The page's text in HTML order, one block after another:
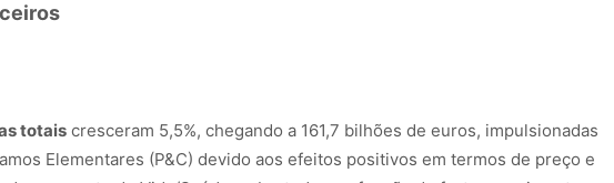
totais cresceram 5,5%, chegando a 161,7 bilhões de euros, impulsionadas
Elementares (P&C) devido aos efeitos positivos em termos de preço e